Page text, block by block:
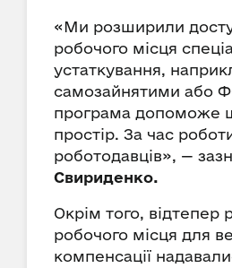
«Ми розширили
робочого місця
устаткування,
самозайнятими або
програма допоможе
простір. За час
роботодавців», —
Свириденко.
Окрім того,
робочого місця для
компенсації